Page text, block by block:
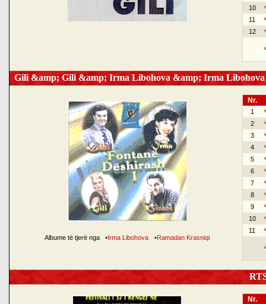
10
11
12
Gili &amp; Gili &amp; Irma Libohova &amp; Irma
Albume të tjerë nga •Irma Libohova •Ramadan Krasniqi
Nr.
1
2
3
4
5
6
7
8
9
10
11
Nr.